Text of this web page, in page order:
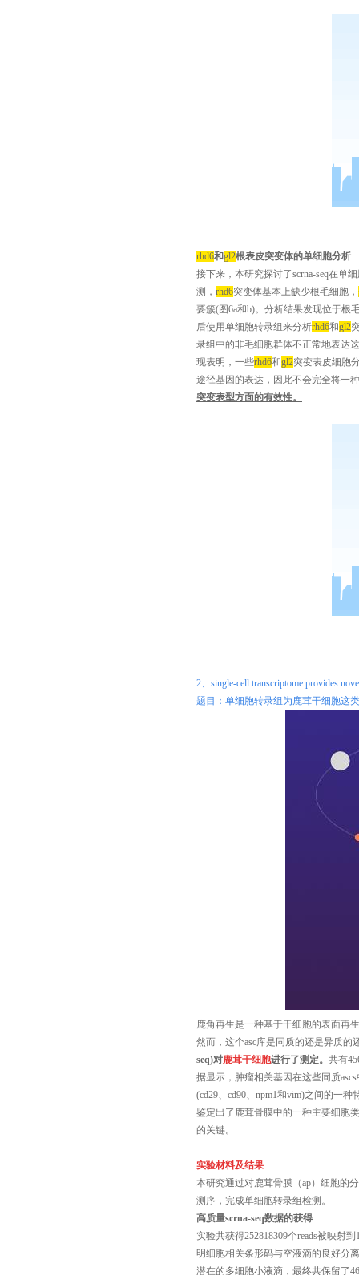
rhd6和gl2根表皮突变体的单细胞分析
接下来，本研究探讨了scrna-seq在单
测， rhd6突变体基本上缺少根毛细胞，
要簇(图6a和b)。分析结果发现位于根
后使用单细胞转录组来分析rhd6和gl2
录组中的非毛细胞群体不正常地表达
现表明，一些rhd6和gl2突变表皮细胞
途径基因的表达，因此不会完全将一
突变表型方面的有效性。
2、 single-cell transcriptome provides
题目：单细胞转录组为鹿茸干细胞这
鹿角再生是一种基于干细胞的表面再
然而，这个asc库是同质的还是异质的
seq)对鹿茸干细胞进行了测定。 共有
据显示，肿瘤相关基因在这些同质ascs
(cd29、 cd90、 npm1和vim)之间的一种
鉴定出了鹿茸骨膜中的一种主要细胞
的关键。
实验材料及结果
本研究通过对鹿茸骨膜（ap）细胞的
测序，完成单细胞转录组检测。
高质量scrna-seq数据的获得
实验共获得252818309个reads被映射到
明细胞相关条形码与空液滴的良好分离
潜在的多细胞小液滴，最终共保留了